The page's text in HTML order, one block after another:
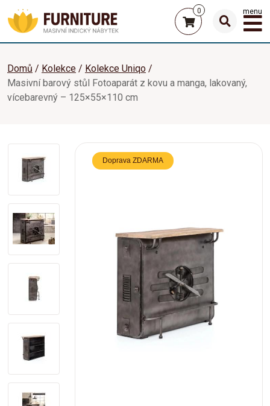
0 menu
Domů Kolekce
Kolekce Uniqo
Masivní barový stůl Fotoaparát z kovu a manga, lakovaný,
vícebarevný – 125×55×110 cm
Doprava ZDARMA